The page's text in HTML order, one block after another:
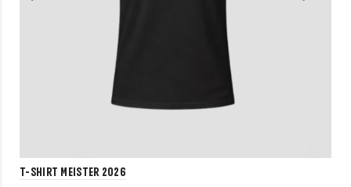
T-Shirt MEISTER 2026